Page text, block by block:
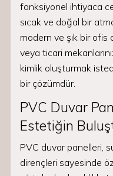
fonksiyonel ihtiyaca
sıcak ve doğal bir
modern ve şık bir
veya ticari
kimlik oluşturmak
bir çözümdür.
PVC Duvar
Estetiğin
PVC duvar panelleri,
dirençleri sayesinde